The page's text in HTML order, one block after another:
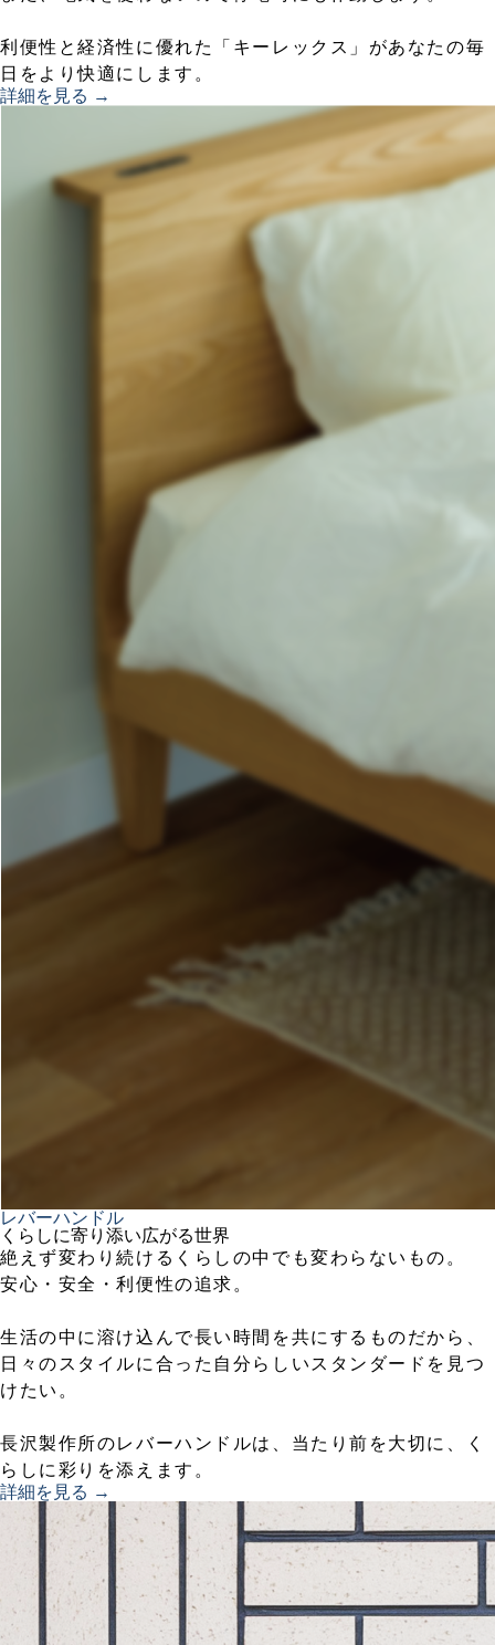
利便性と経済性に優れた「キーレックス」があなたの毎
日をより快適にします。
詳細を見る →
レバーハンドル
くらしに寄り添い広がる世界
絶えず変わり続けるくらしの中でも変わらないもの。
安心・安全・利便性の追求。
生活の中に溶け込んで長い時間を共にするものだから、
日々のスタイルに合った自分らしいスタンダードを見つ
けたい。
長沢製作所のレバーハンドルは、当たり前を大切に、く
らしに彩りを添えます。
詳細を見る →